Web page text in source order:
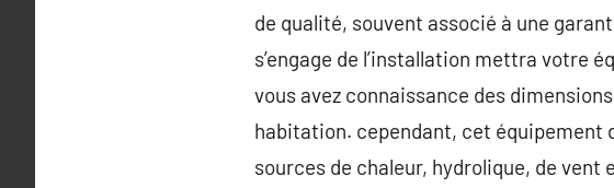
de qualité, souvent associé à une
s’engage de l’installation mettra votre
vous avez connaissance des
habitation. cependant, cet équipement
sources de chaleur, hydrolique, de vent